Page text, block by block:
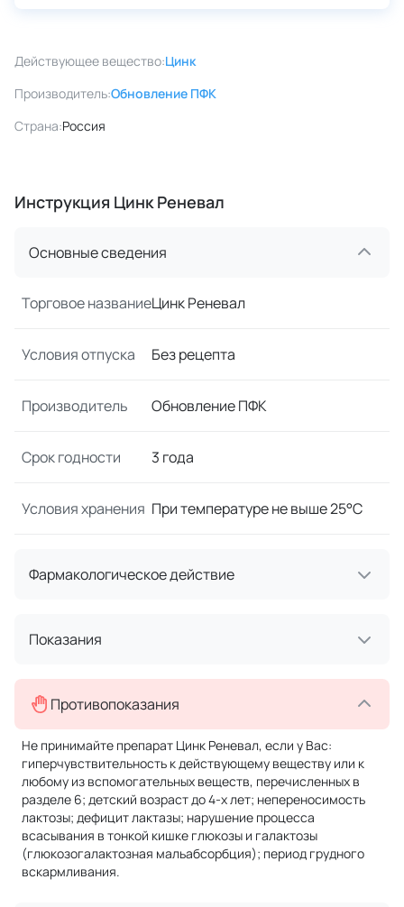
Действующее вещество:Цинк
Производитель:Обновление ПФК
Страна:Россия
Инструкция Цинк Реневал
Основные сведения
Торговое названиеЦинк Реневал
Условия отпуска Без рецепта
Производитель Обновление ПФК
Срок годности 3 года
Условия хранения При температуре не выше 25°С
Фармакологическое действие
Показания
Противопоказания
Не принимайте препарат Цинк Реневал, если у Вас:
гиперчувствительность к действующему веществу или к
любому из вспомогательных веществ, перечисленных в
разделе 6; детский возраст до 4-х лет; непереносимость
лактозы; дефицит лактазы; нарушение процесса
всасывания в тонкой кишке глюкозы и галактозы
(глюкозогалактозная мальабсорбция); период грудного
вскармливания.